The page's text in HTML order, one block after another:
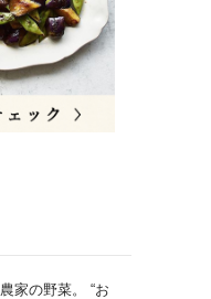
家の野菜。 “お